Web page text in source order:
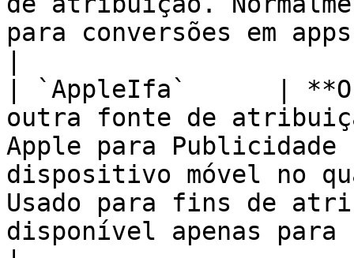
para conversões em
| `AppleIfa`      |
outra fonte de
Apple para Publicidade
dispositivo móvel no
Usado para fins de
disponível apenas para